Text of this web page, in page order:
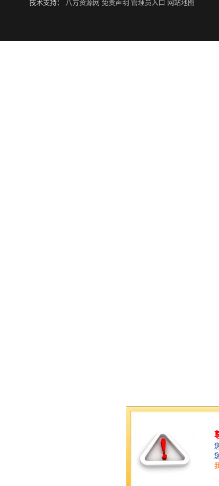
施工升降机系统 性能稳定 扬尘监测系统调试 详情请咨询
技术支持： 八方资源网 免责声明 管理员入口 网站地图